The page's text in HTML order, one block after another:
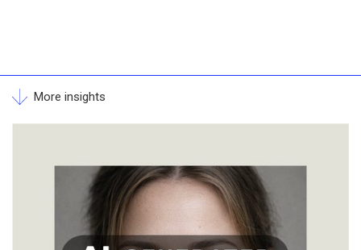
More insights